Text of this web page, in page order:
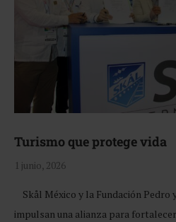
Turismo que protege vida
1 junio, 2026
Skål México y la Fundación Pedro
impulsan una alianza para